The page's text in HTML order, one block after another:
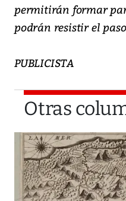
permitirán formar
podrán resistir el
PUBLICISTA
Otras